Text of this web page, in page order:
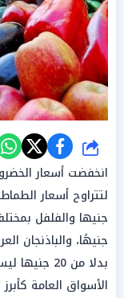
شارك
الأسواق العامة